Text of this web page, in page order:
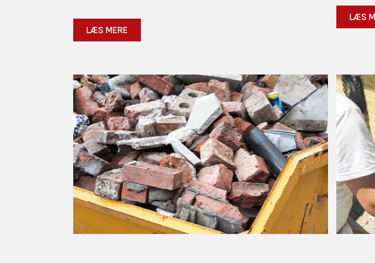
LÆS MERE
LÆS